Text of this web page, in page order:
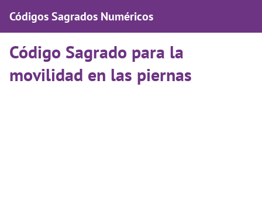
Códigos Sagrados Numéricos
Código Sagrado para la
movilidad en las piernas